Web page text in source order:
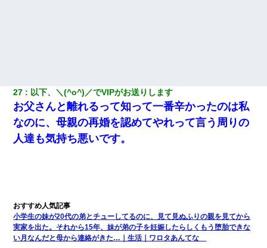
27 以下、＼(^o^)／でVIPがお送りします
お父さんと離れるって知って一番辛かったのは私
なのに、母親の再婚を認めてやれって言う周りの
人達も気持ち悪いです。
小学生の妹が20代の弟とチューしてるのに、見て見ぬふりの親を見てから
実家を出た。それから15年、妹が弟の子を妊娠したらしくもう堕胎できな
い月なんだと母から連絡がきた…｜生活｜ワロタあんてな